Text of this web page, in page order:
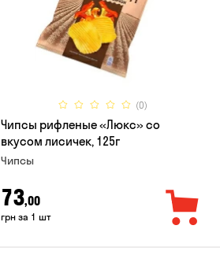
(0)
Чипсы рифленые «Люкс» со
вкусом лисичек, 125г
Чипсы
73,00
грн за 1 шт